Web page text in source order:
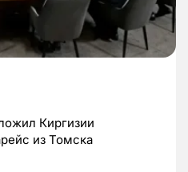
Киргизии
из Томска